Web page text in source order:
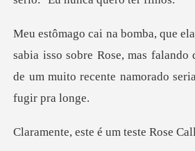
isso sobre Rose, mas falando
de um mui
te é um teste